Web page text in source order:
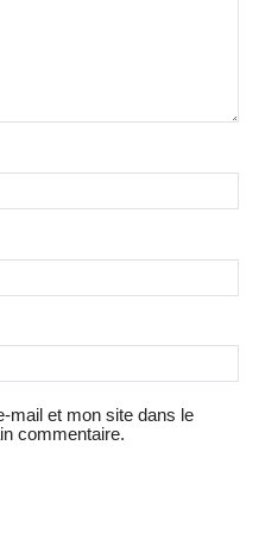
mail et mon site dans le
commentaire.